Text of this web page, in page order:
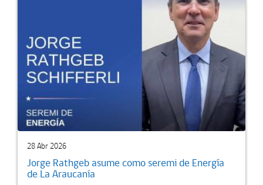
28 Abr 2026
Jorge Rathgeb asume como seremi de Energía
de La Araucanía